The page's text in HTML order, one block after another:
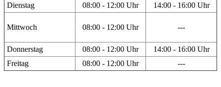
Dienstag
08:00 - 12:00 Uhr 14:00 - 16:00 Uhr
Mittwoch 08:00 - 12:00 Uhr ---
Donnerstag 08:00 - 12:00 Uhr
14:00 - 16:00 Uhr
Freitag
08:00 - 12:00 Uhr ---